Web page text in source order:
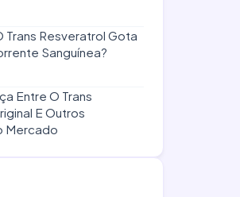
Trans Resveratrol Gota
Sanguínea?
Entre O Trans
E Outros
Mercado